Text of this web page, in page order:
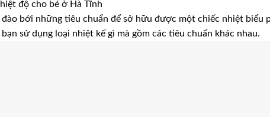
độ cho bé ở Hà Tĩnh
bới những tiêu chuẩn để sở hữu được một chiếc nhiệt biểu
sử dụng loại nhiệt kế gì mà gồm các tiêu chuẩn khác nhau.